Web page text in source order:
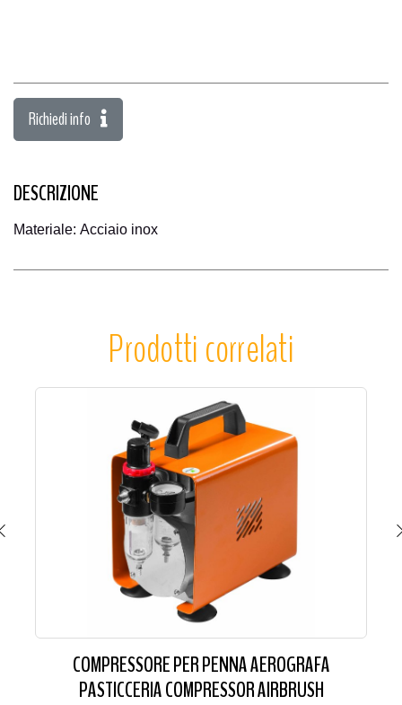
Richiedi info
DESCRIZIONE
Materiale: Acciaio inox
Prodotti correlati
COMPRESSORE PER PENNA AEROGRAFA
PASTICCERIA COMPRESSOR AIRBRUSH